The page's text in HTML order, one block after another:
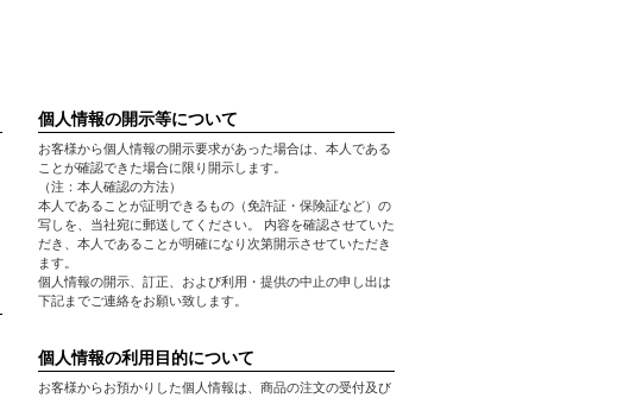
個人情報の開示等について
お客様から個人情報の開示要求があった場合は、本人である
ことが確認できた場合に限り開示します。
（注：本人確認の方法）
本人であることが証明できるもの（免許証・保険証など）の
写しを、当社宛に郵送してください。 内容を確認させていた
だき、本人であることが明確になり次第開示させていただき
ます。
個人情報の開示、訂正、および利用・提供の中止の申し出は
下記までご連絡をお願い致します。
個人情報の利用目的について
お客様からお預かりした個人情報は、商品の注文の受付及び